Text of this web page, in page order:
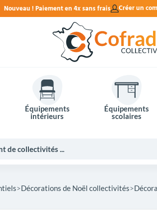
sans frais. Créer un
Équipements
intérieurs
Équipements
scolaires
Décorations de Noël collectivités